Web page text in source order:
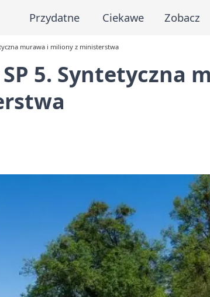
Przydatne Ciekawe Zobacz
murawa i miliony z ministerstwa
5. Syntetyczna